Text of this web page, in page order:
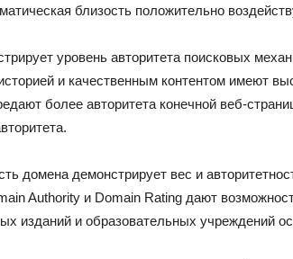
близость положительно
уровень авторитета поисковых
и качественным контентом имеют
более авторитета конечной веб-
домена демонстрирует вес и
Authority и Domain Rating дают
изданий и образовательных учреждений